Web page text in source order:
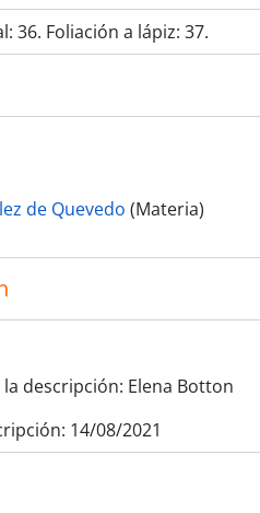
36. Foliación a lápiz: 37.
de Quevedo (Materia)
descripción: Elena Botton
14/08/2021